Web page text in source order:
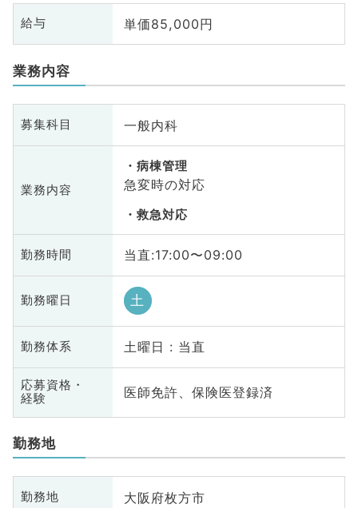
給与 単価85,000円
業務内容
募集科目 一般内科
業務内容
病棟管理
急変時の対応
救急対応
勤務時間 当直:17:00〜09:00
勤務曜日 土
勤務体系 土曜日 : 当直
応募資格・
経験
医師免許、保険医登録済
勤務地
勤務地 大阪府枚方市